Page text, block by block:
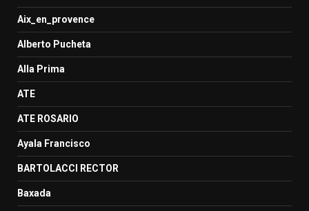
Aix_en_provence
Alberto Pucheta
Alla Prima
ATE
ATE ROSARIO
Ayala Francisco
BARTOLACCI RECTOR
Baxada